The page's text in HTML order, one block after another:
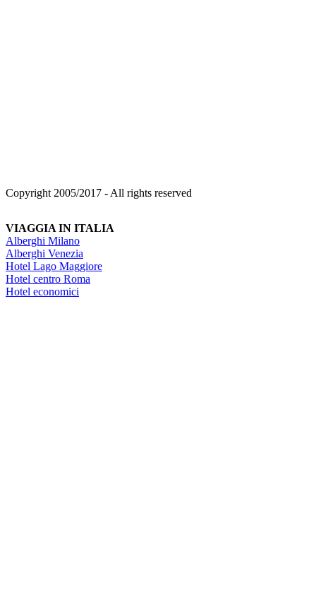
Copyright 2005/2017 - All rights reserved
VIAGGIA IN ITALIA
Alberghi Milano
Alberghi Venezia
Hotel Lago Maggiore
Hotel centro Roma
Hotel economici